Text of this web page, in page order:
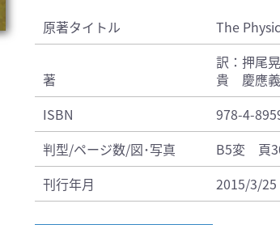
原著タイトル The
著
訳：押尾
貴 慶應義
ISBN
978-4-
判型/ページ数/図･写真
B5変 頁
刊行年月
2015/3/25